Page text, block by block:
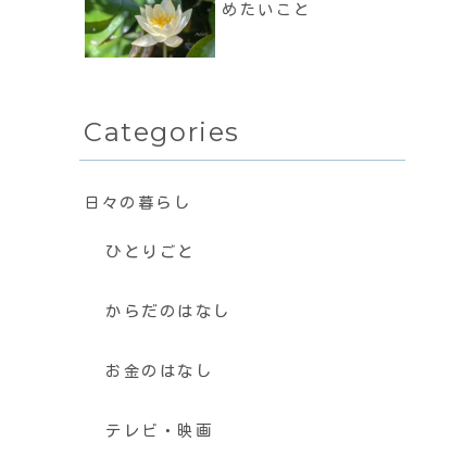
めたいこと
Categories
日々の暮らし
ひとりごと
からだのはなし
お金のはなし
テレビ・映画